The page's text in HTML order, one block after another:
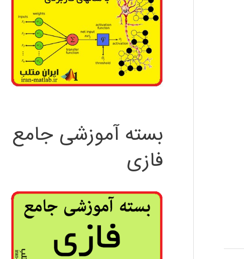
بسته آموزشی جامع
فازی